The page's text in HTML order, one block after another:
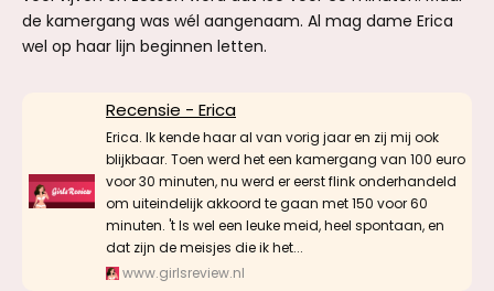
de kamergang was wél aangenaam. Al mag dame Erica
wel op haar lijn beginnen letten.
Recensie - Erica
Erica. Ik kende haar al van vorig jaar en zij mij ook
blijkbaar. Toen werd het een kamergang van 100 euro
voor 30 minuten, nu werd er eerst flink onderhandeld
om uiteindelijk akkoord te gaan met 150 voor 60
minuten. 't Is wel een leuke meid, heel spontaan, en
dat zijn de meisjes die ik het...
www.girlsreview.nl